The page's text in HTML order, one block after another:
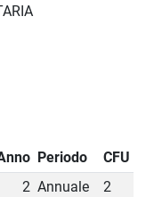
Periodo
CFU
2 Annuale 2